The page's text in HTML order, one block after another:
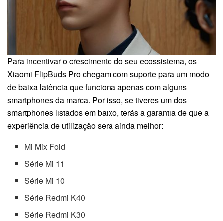
Para incentivar o crescimento do seu ecossistema, os
Xiaomi FlipBuds Pro chegam com suporte para um modo
de baixa latência que funciona apenas com alguns
smartphones da marca. Por isso, se tiveres um dos
smartphones listados em baixo, terás a garantia de que a
experiência de utilização será ainda melhor:
Mi Mix Fold
Série Mi 11
Série Mi 10
Série Redmi K40
Série Redmi K30